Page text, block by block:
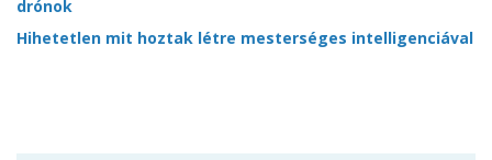
drónok
Hihetetlen mit hoztak létre mesterséges intelligenciával